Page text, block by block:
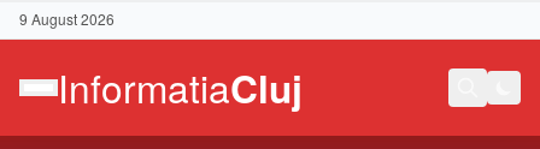
9 August 2026